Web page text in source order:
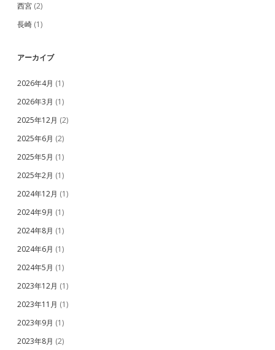
西宮 (2)
長崎 (1)
アーカイブ
2026年4月 (1)
2026年3月 (1)
2025年12月 (2)
2025年6月 (2)
2025年5月 (1)
2025年2月 (1)
2024年12月 (1)
2024年9月 (1)
2024年8月 (1)
2024年6月 (1)
2024年5月 (1)
2023年12月 (1)
2023年11月 (1)
2023年9月 (1)
2023年8月 (2)